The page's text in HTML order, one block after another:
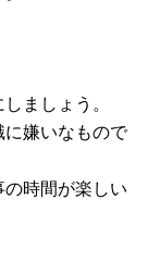
ましょう。
に嫌いなもので
時間が楽しい